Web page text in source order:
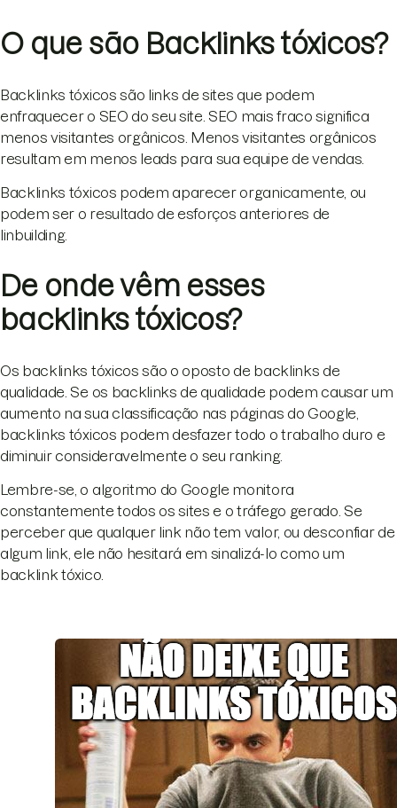
O que são Backlinks tóxicos?
Backlinks tóxicos são links de sites que podem
enfraquecer o SEO do seu site. SEO mais fraco significa
menos visitantes orgânicos. Menos visitantes orgânicos
resultam em menos leads para sua equipe de vendas.
Backlinks tóxicos podem aparecer organicamente, ou
podem ser o resultado de esforços anteriores de
linbuilding.
De onde vêm esses
backlinks tóxicos?
Os backlinks tóxicos são o oposto de backlinks de
qualidade. Se os backlinks de qualidade podem causar um
aumento na sua classificação nas páginas do Google,
backlinks tóxicos podem desfazer todo o trabalho duro e
diminuir consideravelmente o seu ranking.
Lembre-se, o algoritmo do Google monitora
constantemente todos os sites e o tráfego gerado. Se
perceber que qualquer link não tem valor, ou desconfiar de
algum link, ele não hesitará em sinalizá-lo como um
backlink tóxico.